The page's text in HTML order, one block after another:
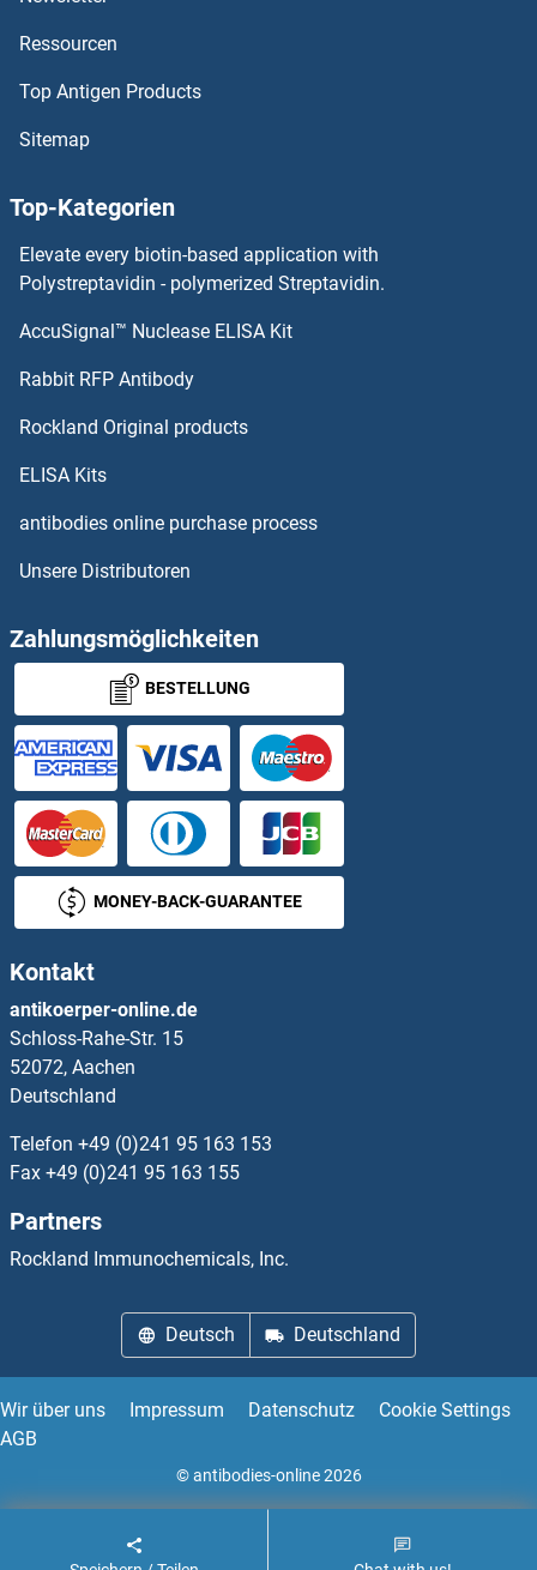
VPS13A Antikörper
VPS11 Antikörper
VPREB1 Antikörper
VPRBP Antikörper
VOPP1 Antikörper
VPS4A Antikörper
VPS4B Antikörper
VPS51 Antikörper
VPS52 Antikörper
VPS53 Antikörper
VPS54 Antikörper
VPS72 Antikörper
Vpx Protein Antikörper
VRK1 Antikörper
VRK2 Antikörper
VRK3 Antikörper
VSIG1 Antikörper
VSIG2 Antikörper
VSIG8 Antikörper
VSTM2L Antikörper
Ressourcen
Top Antigen Products
Sitemap
Top-Kategorien
Elevate every biotin-based application with
Polystreptavidin - polymerized Streptavidin.
AccuSignal™ Nuclease ELISA Kit
Rabbit RFP Antibody
Rockland Original products
ELISA Kits
antibodies online purchase process
Unsere Distributoren
Zahlungsmöglichkeiten
BESTELLUNG
MONEY-BACK-GUARANTEE
Kontakt
antikoerper-online.de
Schloss-Rahe-Str. 15
52072, Aachen
Deutschland
Telefon +49 (0)241 95 163 153
Fax +49 (0)241 95 163 155
Partners
Rockland Immunochemicals, Inc.
Deutsch Deutschland
Wir über uns Impressum Datenschutz
Cookie Settings
AGB
© antibodies-online 2026